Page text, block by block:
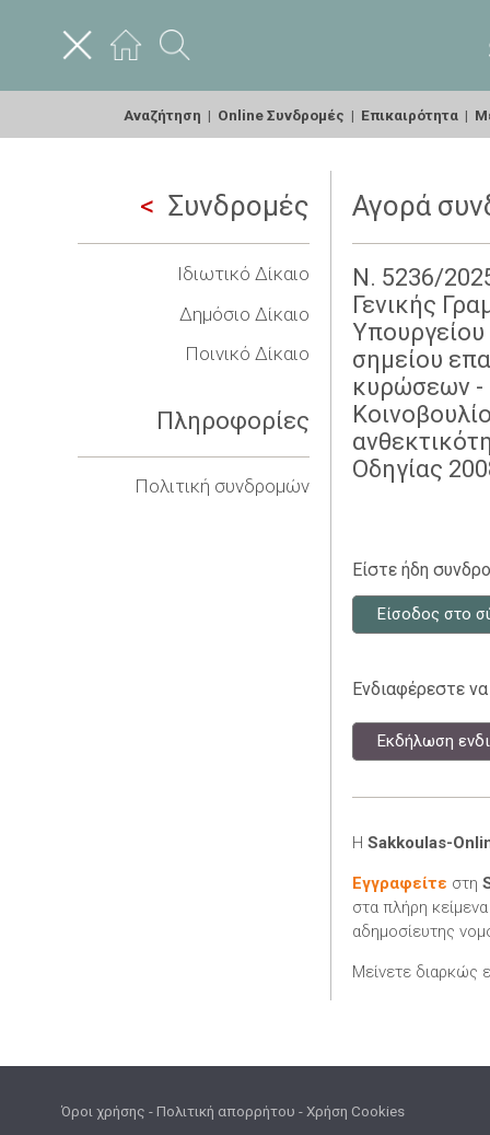
Αναζήτηση | Online Συνδρομές | Επικαιρότητα |
Συνδρομές
Ιδιωτικό Δίκαιο
Δημόσιο Δίκαιο
Ποινικό Δίκαιο
Πληροφορίες
Πολιτική συνδρομών
Αγορά
Ν. 5236/
Γενικής
Υπουργείου
σημείου
κυρώσεων -
Οδηγίας
Είστε ήδη
Είσοδος στο
Ενδιαφέρεστε
Εκδήλωση
Η Sakkoulas-
Εγγραφείτε στη
στα πλήρη
αδημοσίευτης
Μείνετε διαρκώς
Όροι χρήσης -Πολιτική απορρήτου -Χρήση Cookies